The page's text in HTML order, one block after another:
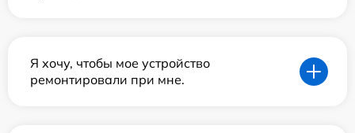
Я хочу, чтобы мое устройство
ремонтировали при мне.